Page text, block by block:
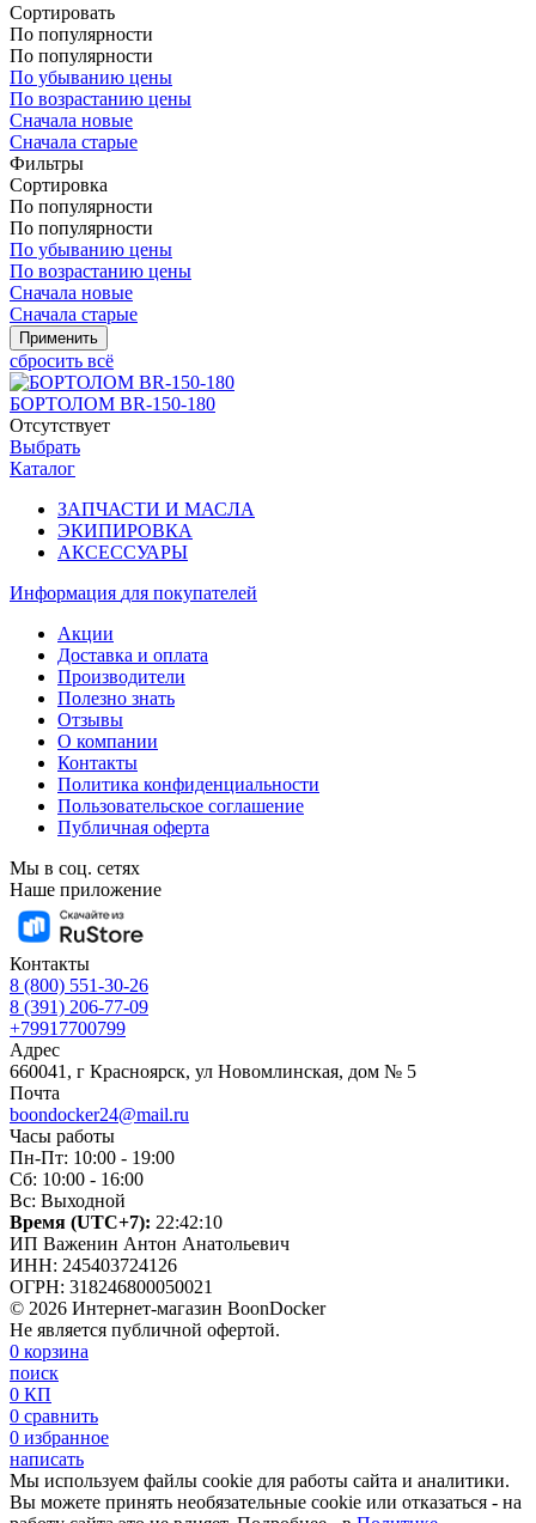
Сортировать
По популярности
По популярности
По убыванию цены
По возрастанию цены
Сначала новые
Сначала старые
Фильтры
Сортировка
По популярности
По популярности
По убыванию цены
По возрастанию цены
Сначала новые
Сначала старые
сбросить всё
БОРТОЛОМ BR-150-180
Отсутствует
Выбрать
Каталог
ЗАПЧАСТИ И МАСЛА
ЭКИПИРОВКА
АКСЕССУАРЫ
Информация для покупателей
Акции
Доставка и оплата
Производители
Полезно знать
Отзывы
О компании
Контакты
Политика конфиденциальности
Пользовательское соглашение
Публичная оферта
Мы в соц. сетях
Наше приложение
Контакты
8 (800) 551-30-26
8 (391) 206-77-09
+79917700799
Адрес
660041, г Красноярск, ул Новомлинская, дом № 5
Почта
boondocker24@mail.ru
Часы работы
Пн-Пт: 10:00 - 19:00
Сб: 10:00 - 16:00
Вс: Выходной
Время (UTC+7): 22:42:11
ИП Важенин Антон Анатольевич
ИНН: 245403724126
ОГРН: 318246800050021
© 2026 Интернет-магазин BoonDocker
Не является публичной офертой.
0 корзина
поиск
0 КП
0 сравнить
0 избранное
написать
Мы используем файлы cookie для работы сайта и аналитики.
Вы можете принять необязательные cookie или отказаться - на